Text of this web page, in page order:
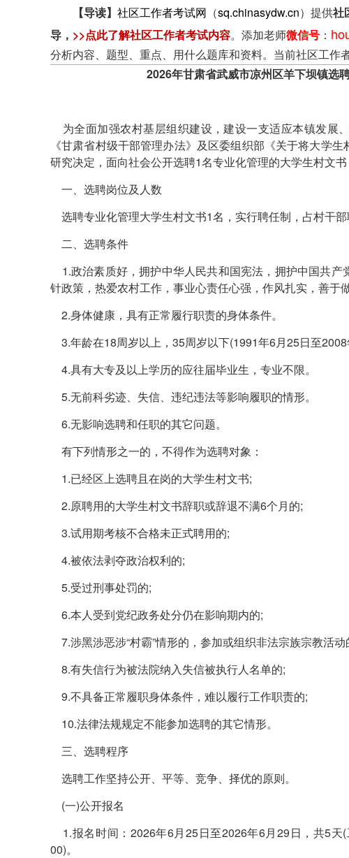
【导读】 社区工作者考试网 （sq.chinasydw.cn）提供社
导 ， >>点此了解社区工作者考试内容。添加老师微信号 ：
分析内容、题型、重点、用什么题库和资料。当前社区工作
2026年甘肃省武威市凉州区羊下坝镇选
为全面加强农村基层组织建设，建设一支适应本镇发展
《甘肃省村级干部管理办法》及区委组织部《关于将大学
研究决定，面向社会公开选聘1名专业化管理的大学生村文
一、选聘岗位及人数
选聘专业化管理大学生村文书1名，实行聘任制，占村干部
二、选聘条件
1.政治素质好，拥护中华人民共和国宪法，拥护中国共
针政策，热爱农村工作，事业心责任心强，作风扎实，善于
2.身体健康，具有正常履行职责的身体条件。
3.年龄在18周岁以上，35周岁以下(1991年6月25日至
4.具有大专及以上学历的应往届毕业生，专业不限。
5.无前科劣迹、失信、违纪违法等影响履职的情形。
6.无影响选聘和任职的其它问题。
有下列情形之一的，不得作为选聘对象：
1.已经区上选聘且在岗的大学生村文书;
2.原聘用的大学生村文书辞职或辞退不满6个月的;
3.试用期考核不合格未正式聘用的;
4.被依法剥夺政治权利的;
5.受过刑事处罚的;
6.本人受到党纪政务处分仍在影响期内的;
7.涉黑涉恶涉“村霸”情形的，参加或组织非法宗族宗教活动
8.有失信行为被法院纳入失信被执行人名单的;
9.不具备正常履职身体条件，难以履行工作职责的;
10.法律法规规定不能参加选聘的其它情形。
三、选聘程序
选聘工作坚持公开、平等、竞争、择优的原则。
(一)公开报名
1.报名时间：2026年6月25日至2026年6月29日，共5
00)。